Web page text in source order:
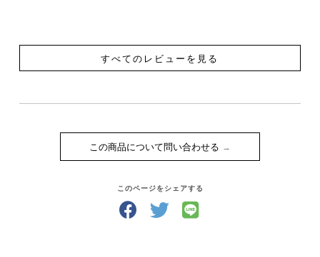
すべてのレビューを見る
この商品について問い合わせる
このページをシェアする